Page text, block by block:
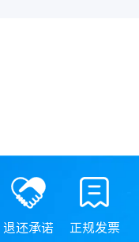
退还承诺 正规发票